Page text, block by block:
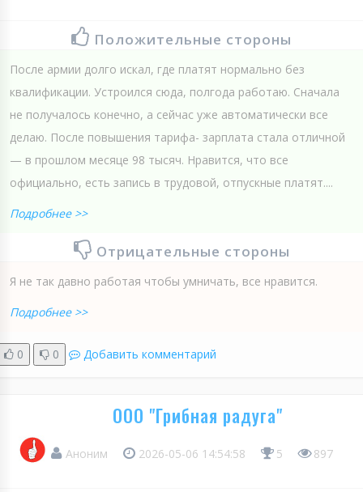
Положительные стороны
После армии долго искал, где платят нормально без
квалификации. Устроился сюда, полгода работаю. Сначала
не получалось конечно, а сейчас уже автоматически все
делаю. После повышения тарифа- зарплата стала отличной
— в прошлом месяце 98 тысяч. Нравится, что все
официально, есть запись в трудовой, отпускные платят....
Подробнее >>
Отрицательные стороны
Я не так давно работая чтобы умничать, все нравится.
Подробнее >>
0 0 Добавить комментарий
ООО "Грибная радуга"
Аноним 2026-05-06 14:54:58 5 897